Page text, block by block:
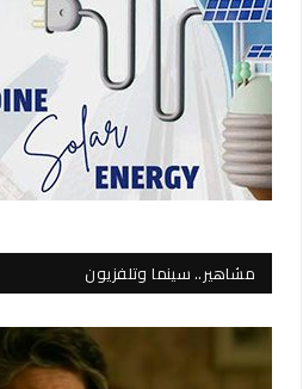
مشاهير.. سينما وتلفزيون